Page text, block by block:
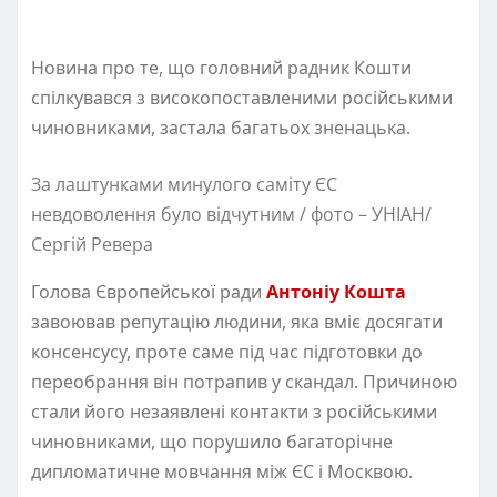
Новина про те, що головний радник Кошти
спілкувався з високопоставленими російськими
чиновниками, застала багатьох зненацька.
За лаштунками минулого саміту ЄС
невдоволення було відчутним / фото – УНІАН/
Сергій Ревера
Голова Європейської ради Антоніу Кошта
завоював репутацію людини, яка вміє досягати
консенсусу, проте саме під час підготовки до
переобрання він потрапив у скандал. Причиною
стали його незаявлені контакти з російськими
чиновниками, що порушило багаторічне
дипломатичне мовчання між ЄС і Москвою.